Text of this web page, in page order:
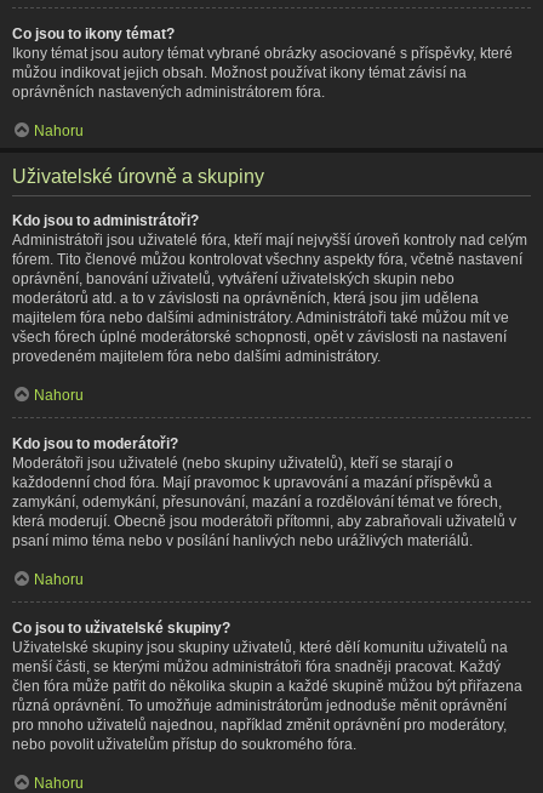
Co jsou to ikony témat?
Ikony témat jsou autory témat vybrané obrázky asociované s příspěvky, které
můžou indikovat jejich obsah. Možnost používat ikony témat závisí na
oprávněních nastavených administrátorem fóra.
Nahoru
Uživatelské úrovně a skupiny
Kdo jsou to administrátoři?
Administrátoři jsou uživatelé fóra, kteří mají nejvyšší úroveň kontroly nad celým
fórem. Tito členové můžou kontrolovat všechny aspekty fóra, včetně nastavení
oprávnění, banování uživatelů, vytváření uživatelských skupin nebo
moderátorů atd. a to v závislosti na oprávněních, která jsou jim udělena
majitelem fóra nebo dalšími administrátory. Administrátoři také můžou mít ve
všech fórech úplné moderátorské schopnosti, opět v závislosti na nastavení
provedeném majitelem fóra nebo dalšími administrátory.
Nahoru
Kdo jsou to moderátoři?
Moderátoři jsou uživatelé (nebo skupiny uživatelů), kteří se starají o
každodenní chod fóra. Mají pravomoc k upravování a mazání příspěvků a
zamykání, odemykání, přesunování, mazání a rozdělování témat ve fórech,
která moderují. Obecně jsou moderátoři přítomni, aby zabraňovali uživatelů v
psaní mimo téma nebo v posílání hanlivých nebo urážlivých materiálů.
Nahoru
Co jsou to uživatelské skupiny?
Uživatelské skupiny jsou skupiny uživatelů, které dělí komunitu uživatelů na
menší části, se kterými můžou administrátoři fóra snadněji pracovat. Každý
člen fóra může patřit do několika skupin a každé skupině můžou být přiřazena
různá oprávnění. To umožňuje administrátorům jednoduše měnit oprávnění
pro mnoho uživatelů najednou, například změnit oprávnění pro moderátory,
nebo povolit uživatelům přístup do soukromého fóra.
Nahoru